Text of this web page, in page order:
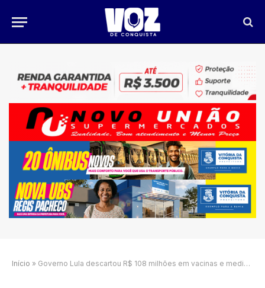
Início » Governo Lula descartou R$ 108 milhões em vacinas e medicamentos em 2025 — entenda o caso